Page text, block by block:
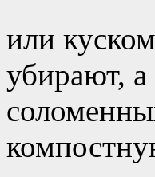
или
убирают,